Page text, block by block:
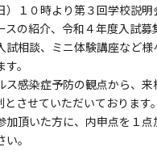
）１０時より第３回学校説明
の紹介、令和４年度入試募
試相談、ミニ体験講座など
。
ス感染症予防の観点から、
とさせていただいております。
頂いた方に、内申点を１点
。